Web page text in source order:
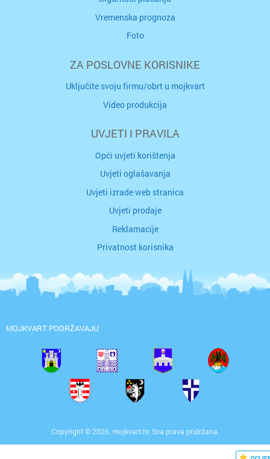
Vremenska prognoza
Foto
ZA POSLOVNE KORISNIKE
Uključite svoju firmu/obrt u mojkvart
Video produkcija
UVJETI I PRAVILA
Opći uvjeti korištenja
Uvjeti oglašavanja
Uvjeti izrade web stranica
Uvjeti prodaje
Reklamacije
Privatnost korisnika
MOJKVART PODRŽAVAJU
Copyright © 2026. mojkvart.hr. Sva prava pridržana.